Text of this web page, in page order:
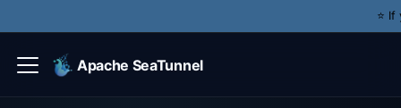
⭐️
Apache SeaTunnel